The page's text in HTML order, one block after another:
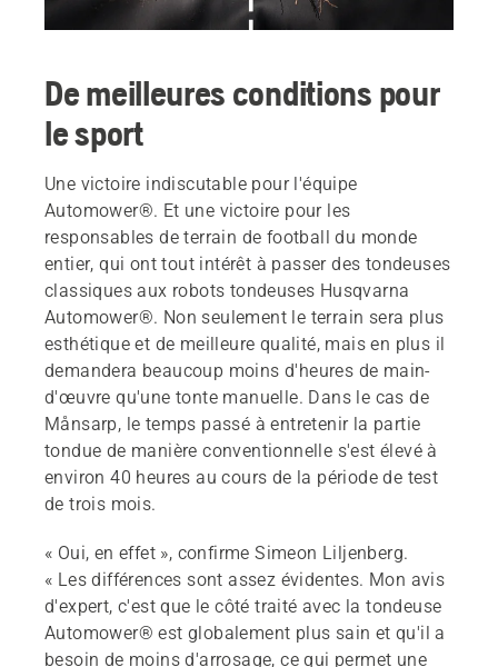
De meilleures conditions pour
le sport
Une victoire indiscutable pour l'équipe
Automower®. Et une victoire pour les
responsables de terrain de football du monde
entier, qui ont tout intérêt à passer des tondeuses
classiques aux robots tondeuses Husqvarna
Automower®. Non seulement le terrain sera plus
esthétique et de meilleure qualité, mais en plus il
demandera beaucoup moins d'heures de main-
d'œuvre qu'une tonte manuelle. Dans le cas de
Månsarp, le temps passé à entretenir la partie
tondue de manière conventionnelle s'est élevé à
environ 40 heures au cours de la période de test
de trois mois.
« Oui, en effet », confirme Simeon Liljenberg.
« Les différences sont assez évidentes. Mon avis
d'expert, c'est que le côté traité avec la tondeuse
Automower® est globalement plus sain et qu'il a
besoin de moins d'arrosage, ce qui permet une